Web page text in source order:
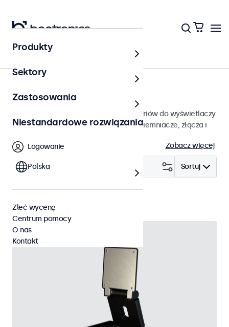
Strona główna
Akcesoria
Szeroka gama profesjonalnych akcesoriów do wyświetlaczy
Beetronics. Uchwyty ścienne, kable, ściemniacze, złącza i
Zobacz więcej
Sortuj
Filtruj (5)
Produkty
Sektory
Zastosowania
Niestandardowe rozwiązania
Logowanie
Polska
Zleć wycenę
Centrum pomocy
O nas
Kontakt